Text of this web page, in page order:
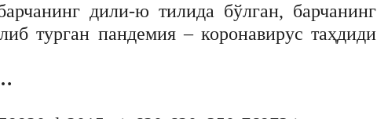
дили-ю тилида бўлган, барчанинг
турган пандемия – коронавирус таҳдиди